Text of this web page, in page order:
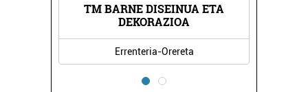
TM BARNE DISEINUA ETA
DEKORAZIOA
Errenteria-Orereta